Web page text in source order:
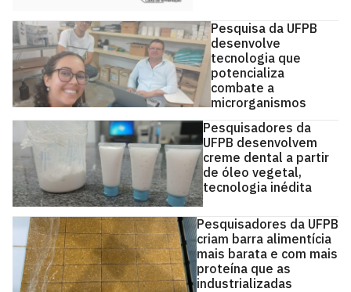
Pesquisa da UFPB
desenvolve
tecnologia que
potencializa
combate a
microrganismos
Pesquisadores da
UFPB desenvolvem
creme dental a partir
de óleo vegetal,
tecnologia inédita
Pesquisadores da UFPB
criam barra alimentícia
mais barata e com mais
proteína que as
industrializadas